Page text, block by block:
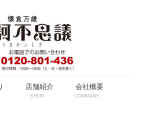
店舗紹介
SHOP
会社概要
COMPANY